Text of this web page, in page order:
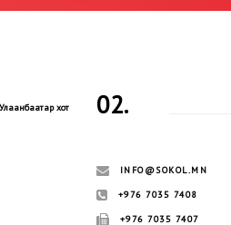
Улаанбаатар хот 02.
INFO@SOKOL.MN
+976 7035 7408
+976 7035 7407